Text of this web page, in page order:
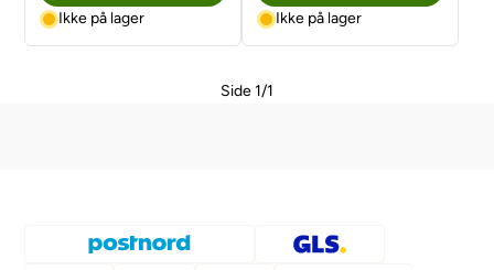
Ikke på lager
Ikke på lager
Side 1/1